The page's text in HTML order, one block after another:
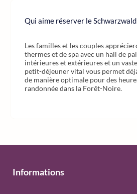
Qui aime réserver le
Les familles et les couples
thermes et de spa avec un hall de
intérieures et extérieures et un
petit-déjeuner vital vous permet
de manière optimale pour des
randonnée dans la Forêt-Noire.
Informations